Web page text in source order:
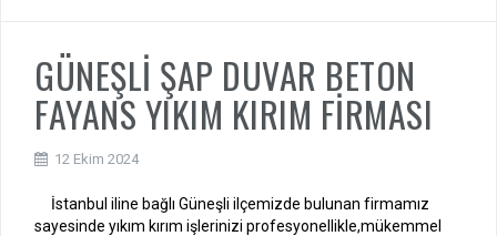
GÜNEŞLİ ŞAP DUVAR BETON
FAYANS YIKIM KIRIM FİRMASI
12 Ekim 2024
İstanbul iline bağlı Güneşli ilçemizde bulunan firmamız
sayesinde yıkım kırım işlerinizi profesyonellikle,mükemmel